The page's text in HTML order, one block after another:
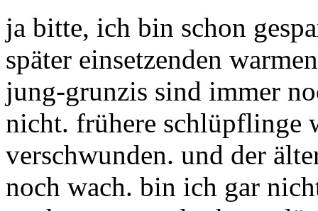
ja bitte, ich bin schon
später einsetzenden
jung-grunzis sind immer
nicht. frühere schlüpflinge
verschwunden. und der
noch wach. bin ich gar